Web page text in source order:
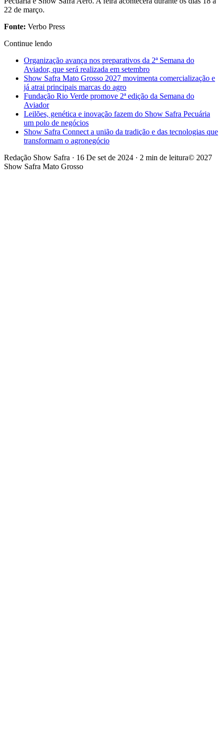
22 de março.
Fonte: Verbo Press
Continue lendo
Organização avança nos preparativos da 2ª Semana do
Aviador, que será realizada em setembro
Show Safra Mato Grosso 2027 movimenta comercialização e
já atrai principais marcas do agro
Fundação Rio Verde promove 2ª edição da Semana do
Aviador
Leilões, genética e inovação fazem do Show Safra Pecuária
um polo de negócios
Show Safra Connect a união da tradição e das tecnologias que
transformam o agronegócio
Redação Show Safra · 16 De set de 2024 · 2 min de leitura© 2027
Show Safra Mato Grosso